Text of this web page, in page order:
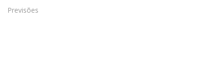
Previsões